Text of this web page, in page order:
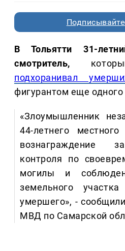
В Тольятти 31-
смотритель,
подхоранивал
фигурантом еще одного
«Злоумышленник
44-летнего
вознаграждение
контроля по
могилы и
земельного
умершего», -
МВД по Самарской